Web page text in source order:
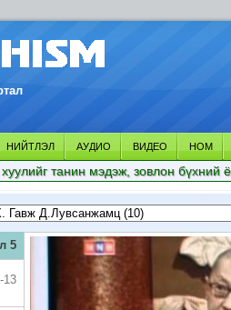
НИЙТЛЭЛ АУДИО ВИДЕО НОМ
танин мэдэж, зовлон бүхний
5
13